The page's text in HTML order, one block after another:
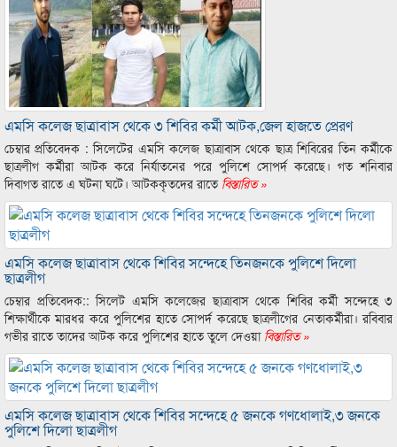
এমসি কলেজ ছাত্রাবাস থেকে ৩ শিবির কর্মী আটক,জেল হাজতে প্রেরণ
চেম্বার প্রতিবেদক : সিলেটের এমসি কলেজ ছাত্রাবাস থেকে ছাত্র শিবিরের তিন কর্মীকে
ছাত্রলীগ কর্মীরা আটক করে নির্যাতনের পরে পুলিশে সোপর্দ করেছে। গত শনিবার
দিবাগত রাতে এ ঘটনা ঘটে। আটককৃতদের রাতেবিস্তারিত »
এমসি কলেজ ছাত্রাবাস থেকে শিবির সন্দেহে তিনজনকে পুলিশে দিলো
ছাত্রলীগ
চেম্বার প্রতিবেদক:: সিলেট এমসি কলেজের ছাত্রাবাস থেকে শিবির কর্মী সন্দেহে ৩
শিক্ষার্থীকে মারধর করে পুলিশের হাতে সোপর্দ করেছে ছাত্রলীগের নেতাকর্মীরা। রবিবার
গভীর রাতে তাদের আটক করে পুলিশের হাতে তুলে দেওয়াবিস্তারিত »
এমসি কলেজ ছাত্রাবাস থেকে শিবির সন্দেহে ৫ জনকে গণধোলাই,৩ জনকে
পুলিশে দিলো ছাত্রলীগ